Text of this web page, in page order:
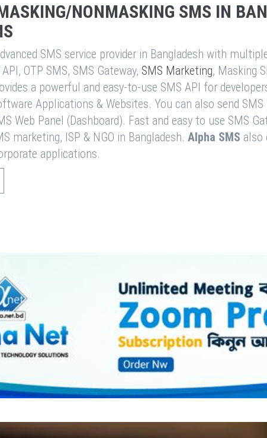
NONMASKING SMS IN
SMS service provider in Bangladesh with
OTP SMS, SMS Gateway, SMS Marketing, Masking
a powerful and easy-to-use SMS API for
Applications & Websites. You can also send SMS
Web Panel (Dashboard). Fast and easy to use SMS
marketing, ISP & NGO in Bangladesh. Alpha SMS also
applications.